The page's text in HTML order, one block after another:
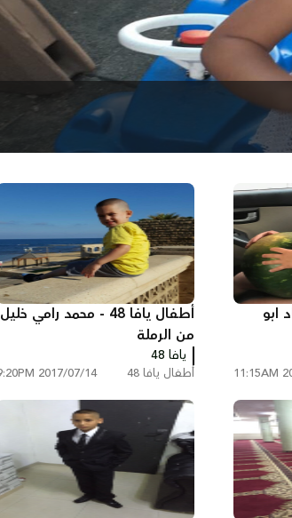
زياد ابو
أطفال يافا 48 - محمد رامي خليل
من الرملة
يافا 48
أطفال يافا 48 2017/07/14 9:20PM